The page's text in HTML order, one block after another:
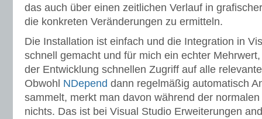
das auch über einen zeitlichen Verlauf in
die konkreten Veränderungen zu ermitteln.
Die Installation ist einfach und die Integration in
schnell gemacht und für mich ein echter
der Entwicklung schnellen Zugriff auf alle
Obwohl NDepend dann regelmäßig automatisch
sammelt, merkt man davon während der
nichts. Das ist bei Visual Studio Erweiterungen